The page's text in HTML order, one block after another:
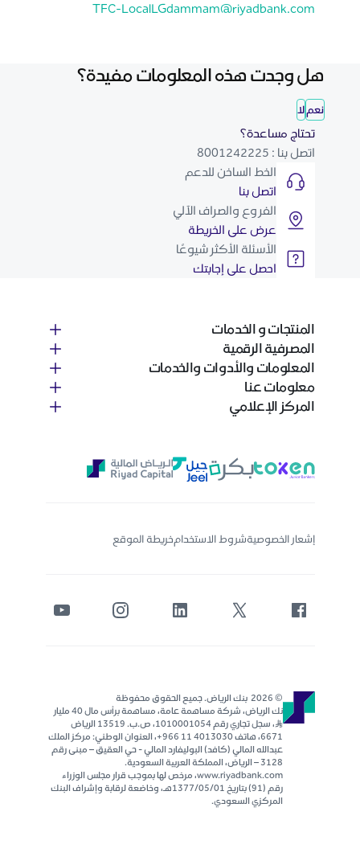
TFC-LocalLGdammam@riyadbank.com
هل وجدت هذه المعلومات مفيدة؟
نعملا
تحتاج مساعدة؟
اتصل بنا : 8001242225
الخط الساخن للدعم
اتصل بنا
الفروع والصراف الآلي
عرض على الخريطة
الأسئلة الأكثر شيوعًا
احصل على إجابتك
المنتجات و الخدمات
المصرفية الرقمية
المعلومات والأدوات والخدمات
معلومات عنا
المركز الإعلامي
إشعار الخصوصيةشروط الاستخدامخريطة الموقع
نك الرياض، شركة مساهمة عامة، مساهمة برأس مال 40 مليار
ر..س، سجل تجاري رقم 1010001054، ص.ب. 13519 الرياض
6671، هاتف 4013030 11 966+، العنوان الوطني: مركز الملك
عبدالله المالي (كافد) البوليفارد المالي - حي العقيق – مبنى رقم
٣١٢٨ – الرياض، المملكة العربية السعودية.
www.riyadbank.com، مرخص لها بموجب قرار مجلس الوزراء
رقم (91) بتاريخ 1377/05/01هـ، وخاضعة لرقابة وإشراف البنك
المركزي السعودي.